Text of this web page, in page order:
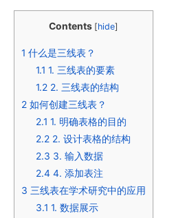
Contents [hide]
1 什么是三线表？
1.1 1. 三线表的要素
1.22. 三线表的结构
2 如何创建三线表？
2.1 1. 明确表格的目的
2.22. 设计表格的结构
2.3 3. 输入数据
2.4 4. 添加表注
3 三线表在学术研究中的应用
3.1 1. 数据展示